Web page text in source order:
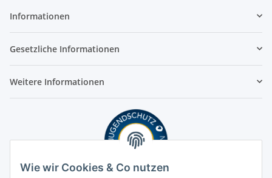
Informationen
Gesetzliche Informationen
Weitere Informationen
Wie wir Cookies & Co nutzen